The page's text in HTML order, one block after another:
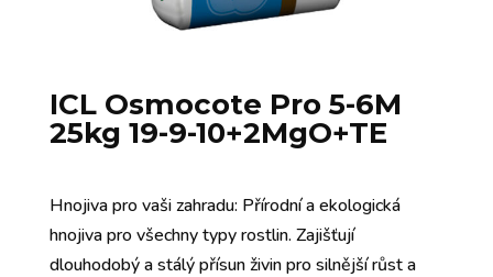
ICL Osmocote Pro 5-6M
25kg 19-9-10+2MgO+TE
Hnojiva pro vaši zahradu: Přírodní a ekologická
hnojiva pro všechny typy rostlin. Zajišťují
dlouhodobý a stálý přísun živin pro silnější růst a